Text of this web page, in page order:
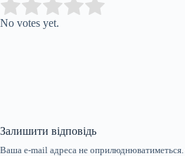
Rate this item:
No votes yet.
Залишити відповідь
Ваша e-mail адреса не оприлюднюватиметься.